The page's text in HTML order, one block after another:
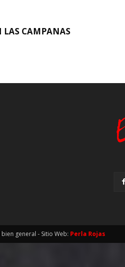
LAS CAMPANAS
general - Sitio Web: Perla Rojas